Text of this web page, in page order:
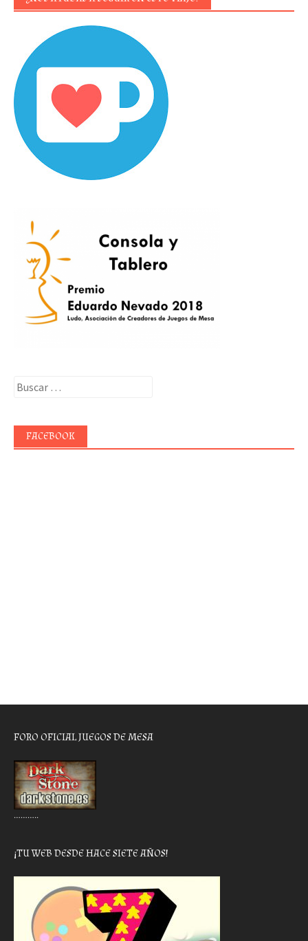
Buscar:
FACEBOOK
FORO OFICIAL JUEGOS DE MESA
………..
¡TU WEB DESDE HACE SIETE AÑOS!